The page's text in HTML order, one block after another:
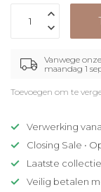
Vanwege
maandag 1
Toevoegen om te
Verwerking
Closing Sale •
Laatste
Veilig betalen